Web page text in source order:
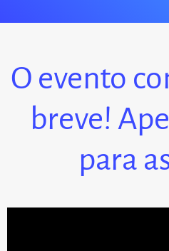
O evento
breve!
para